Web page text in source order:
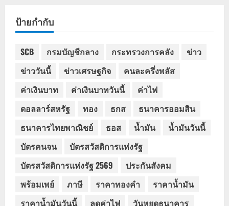
ป้ายกำกับ
SCB กรมบัญชีกลาง กระทรวงการคลัง
ข่าว
ข่าววันนี้
ข่าวเศรษฐกิจ
คนละครึ่งพลัส
ค่าเงินบาท
ค่าเงินบาทวันนี้
ค่าไฟ
ดอลลาร์สหรัฐ
ทอง ธกส
ธนาคารออมสิน
ธนาคารไทยพาณิชย์
ธอส น้ำมัน
น้ำมันวันนี้
บัตรคนจน
บัตรสวัสดิการแห่งรัฐ
บัตรสวัสดิการแห่งรัฐ 2569
ประกันสังคม
พร้อมเพย์
ภาษี ราคาทองคำ
ราคาน้ำมัน
ราคาน้ำมันวันนี้
ลดค่าไฟ
วันหยุดธนาคาร